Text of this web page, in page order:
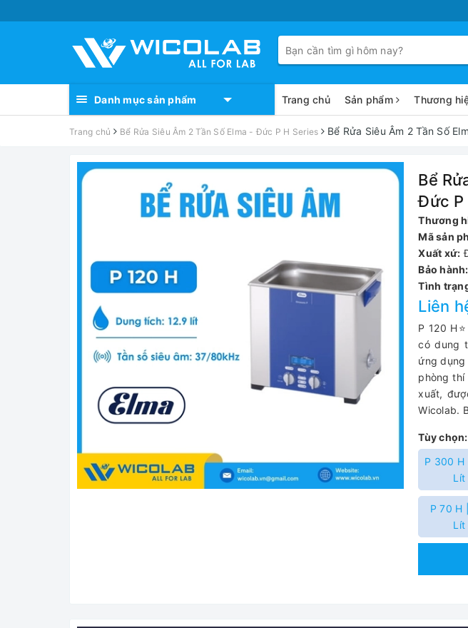
Danh mục sản phẩm Trang chủ Sản phẩm Thương
Trang chủ Bể Rửa Siêu Âm 2 Tần Số Elma - Đức P H Series Bể Rửa Siêu Âm 2 Tần Số
Bể
Đức P
Thương
Mã sản
Xuất xứ:
Bảo hành:
Tình
Liên
P 120
có dung
ứng dụng
phòng thí
xuất,
Wicolab.
Tùy chọn:
P 300 H
Lít
P 70 H
Lít